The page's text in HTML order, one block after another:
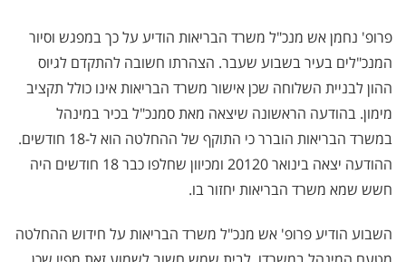
פרופ' נחמן אש מנכ"ל משרד הבריאות הודיע על כך במפגש וסיור
המנכ"לים בעיר בשבוע שעבר. הצהרתו חשובה להתקדם לגיוס
ההון לבניית השלוחה שכן אישור משרד הבריאות אינו כולל תקציב
מימון. בהודעה הראשונה שיצאה מאת סמנכ"ל בכיר במינהל
במשרד הבריאות הוברר כי התוקף של ההחלטה הוא ל-18 חודשים.
ההודעה יצאה בינואר 20120 ומכיוון שחלפו כבר 18 חודשים היה
חשש שמא משרד הבריאות יחזור בו.
השבוע הודיע פרופ' אש מנכ"ל משרד הבריאות על חידוש ההחלטה